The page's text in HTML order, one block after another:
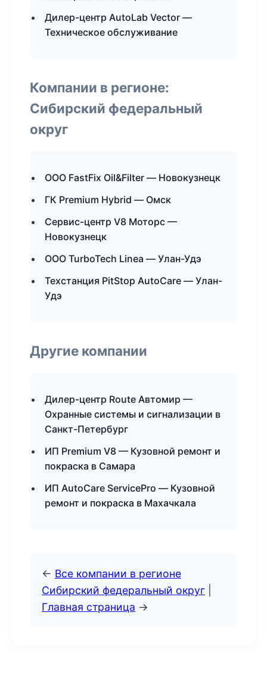
Дилер-центр AutoLab Vector —
Техническое обслуживание
Компании в регионе:
Сибирский федеральный
округ
ООО FastFix Oil&Filter — Новокузнецк
ГК Premium Hybrid — Омск
Сервис-центр V8 Моторс —
Новокузнецк
ООО TurboTech Linea — Улан-Удэ
Техстанция PitStop AutoCare — Улан-
Удэ
Другие компании
Дилер-центр Route Автомир —
Охранные системы и сигнализации в
Санкт-Петербург
ИП Premium V8 — Кузовной ремонт и
покраска в Самара
ИП AutoCare ServicePro — Кузовной
ремонт и покраска в Махачкала
← Все компании в регионе
Сибирский федеральный округ
Главная страница →